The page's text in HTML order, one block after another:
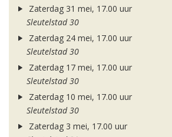
Zaterdag 31 mei, 17.00 uur
Sleutelstad 30
Zaterdag 24 mei, 17.00 uur
Sleutelstad 30
Zaterdag 17 mei, 17.00 uur
Sleutelstad 30
Zaterdag 10 mei, 17.00 uur
Sleutelstad 30
Zaterdag 3 mei, 17.00 uur